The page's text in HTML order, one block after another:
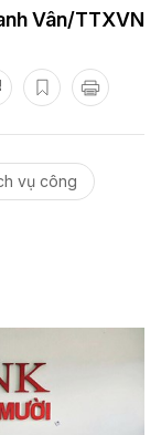
Vân/TTXVN
vụ công